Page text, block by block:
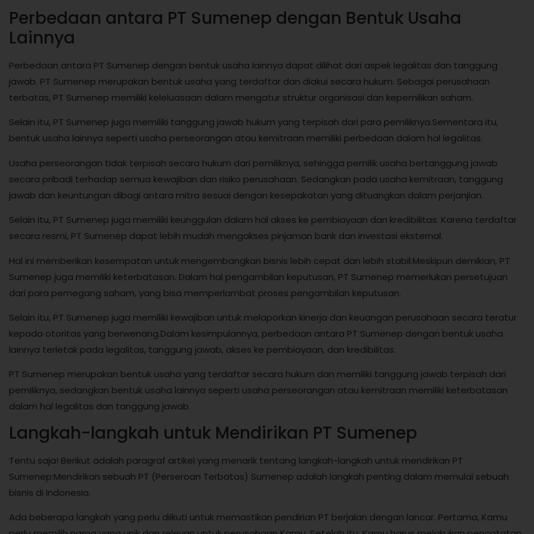
Perbedaan antara PT Sumenep dengan Bentuk Usaha
Lainnya
Perbedaan antara PT Sumenep dengan bentuk usaha lainnya dapat dilihat dari aspek legalitas dan tanggung
jawab. PT Sumenep merupakan bentuk usaha yang terdaftar dan diakui secara hukum. Sebagai perusahaan
terbatas, PT Sumenep memiliki keleluasaan dalam mengatur struktur organisasi dan kepemilikan saham.
Selain itu, PT Sumenep juga memiliki tanggung jawab hukum yang terpisah dari para pemiliknya.Sementara itu,
bentuk usaha lainnya seperti usaha perseorangan atau kemitraan memiliki perbedaan dalam hal legalitas.
Usaha perseorangan tidak terpisah secara hukum dari pemiliknya, sehingga pemilik usaha bertanggung jawab
secara pribadi terhadap semua kewajiban dan risiko perusahaan. Sedangkan pada usaha kemitraan, tanggung
jawab dan keuntungan dibagi antara mitra sesuai dengan kesepakatan yang dituangkan dalam perjanjian.
Selain itu, PT Sumenep juga memiliki keunggulan dalam hal akses ke pembiayaan dan kredibilitas. Karena terdaftar
secara resmi, PT Sumenep dapat lebih mudah mengakses pinjaman bank dan investasi eksternal.
Hal ini memberikan kesempatan untuk mengembangkan bisnis lebih cepat dan lebih stabil.Meskipun demikian, PT
Sumenep juga memiliki keterbatasan. Dalam hal pengambilan keputusan, PT Sumenep memerlukan persetujuan
dari para pemegang saham, yang bisa memperlambat proses pengambilan keputusan.
Selain itu, PT Sumenep juga memiliki kewajiban untuk melaporkan kinerja dan keuangan perusahaan secara teratur
kepada otoritas yang berwenang.Dalam kesimpulannya, perbedaan antara PT Sumenep dengan bentuk usaha
lainnya terletak pada legalitas, tanggung jawab, akses ke pembiayaan, dan kredibilitas.
PT Sumenep merupakan bentuk usaha yang terdaftar secara hukum dan memiliki tanggung jawab terpisah dari
pemiliknya, sedangkan bentuk usaha lainnya seperti usaha perseorangan atau kemitraan memiliki keterbatasan
dalam hal legalitas dan tanggung jawab.
Langkah-langkah untuk Mendirikan PT Sumenep
Tentu saja! Berikut adalah paragraf artikel yang menarik tentang langkah-langkah untuk mendirikan PT
Sumenep:Mendirikan sebuah PT (Perseroan Terbatas) Sumenep adalah langkah penting dalam memulai sebuah
bisnis di Indonesia.
Ada beberapa langkah yang perlu diikuti untuk memastikan pendirian PT berjalan dengan lancar. Pertama, Kamu